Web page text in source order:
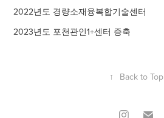
2022년도 경량소재융복합기술센터
2023년도 포천관인1+센터 증축
↑ Back to Top